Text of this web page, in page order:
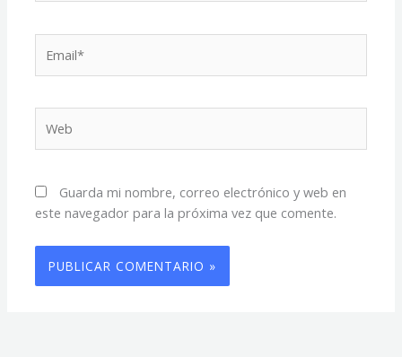
Guarda mi nombre, correo electrónico y web en
este navegador para la próxima vez que comente.